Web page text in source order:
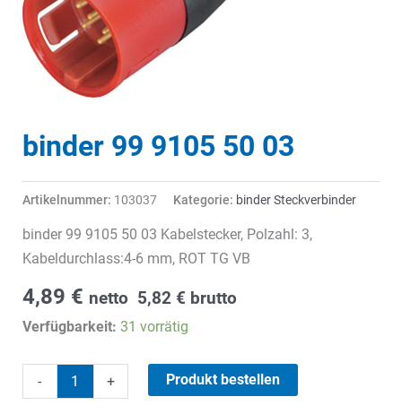
binder 99 9105 50 03
Artikelnummer: 103037 Kategorie: binder Steckverbinder
binder 99 9105 50 03 Kabelstecker, Polzahl: 3,
Kabeldurchlass:4-6 mm, ROT TG VB
4,89 € netto 5,82 € brutto
Verfügbarkeit: 31 vorrätig
-
99
+ Produkt bestellen